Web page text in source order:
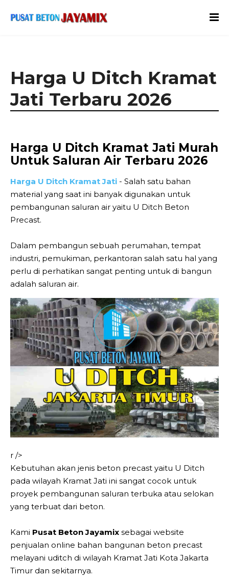
Harga U Ditch Kramat
Jati Terbaru 2026
Harga U Ditch Kramat Jati Murah
Untuk Saluran Air Terbaru 2026
Harga U Ditch Kramat Jati - Salah satu bahan
material yang saat ini banyak digunakan untuk
pembangunan saluran air yaitu U Ditch Beton
Precast.
Dalam pembangun sebuah perumahan, tempat
industri, pemukiman, perkantoran salah satu hal yang
perlu di perhatikan sangat penting untuk di bangun
adalah saluran air.
r />
Kebutuhan akan jenis beton precast yaitu U Ditch
pada wilayah Kramat Jati ini sangat cocok untuk
proyek pembangunan saluran terbuka atau selokan
yang terbuat dari beton.
Kami Pusat Beton Jayamix sebagai website
penjualan online bahan bangunan beton precast
melayani uditch di wilayah Kramat Jati Kota Jakarta
Timur dan sekitarnya.